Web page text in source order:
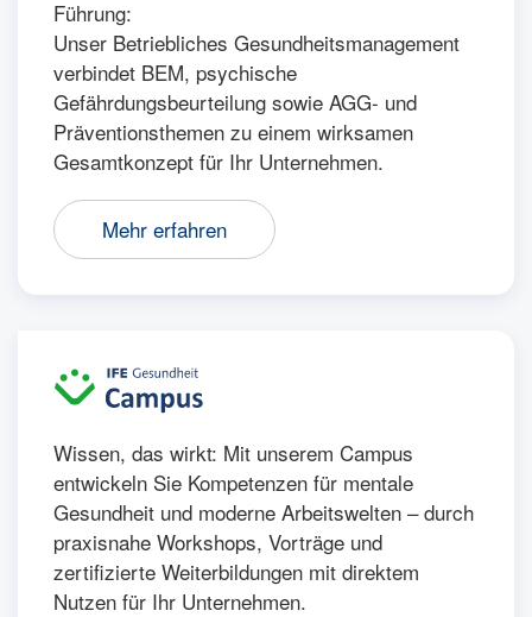
Führung:
Unser Betriebliches Gesundheitsmanagement
verbindet BEM, psychische
Gefährdungsbeurteilung sowie AGG- und
Präventionsthemen zu einem wirksamen
Gesamtkonzept für Ihr Unternehmen.
Mehr erfahren
Wissen, das wirkt: Mit unserem Campus
entwickeln Sie Kompetenzen für mentale
Gesundheit und moderne Arbeitswelten – durch
praxisnahe Workshops, Vorträge und
zertifizierte Weiterbildungen mit direktem
Nutzen für Ihr Unternehmen.